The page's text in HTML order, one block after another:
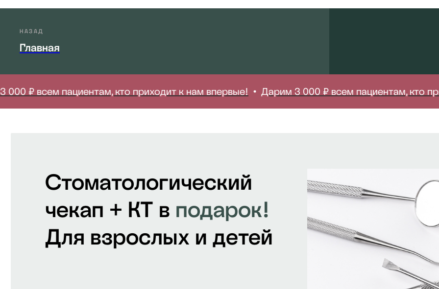
НАЗАД
Главная
всем пациентам, кто приходит к нам впервые! Дарим 3 000 ₽ всем пациентам, кто
Стоматологический
чекап + КТ в подарок!
Для взрослых и детей